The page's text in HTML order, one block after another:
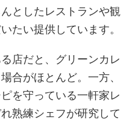
としたレストランや観
たい提供しています。
店だと、グリーンカレ
合がほとんど。一方、
を守っている一軒家レ
熟練シェフが研究して